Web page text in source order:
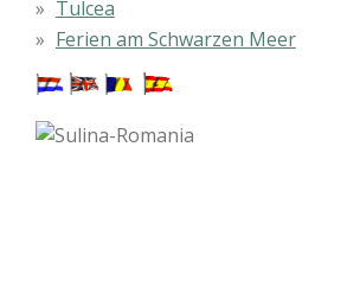
Tulcea
Ferien am Schwarzen Meer